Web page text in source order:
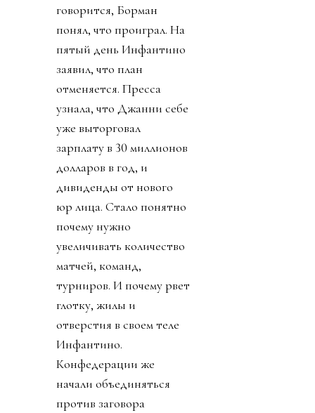
говорится, Борман
понял, что проиграл. На
пятый день Инфантино
заявил, что план
отменяется. Пресса
узнала, что Джанни себе
уже выторговал
зарплату в 30 миллионов
долларов в год, и
дивиденды от нового
юр лица. Стало понятно
почему нужно
увеличивать количество
матчей, команд,
турниров. И почему рвет
глотку, жилы и
отверстия в своем теле
Инфантино.
Конфедерации же
начали объединяться
против заговора